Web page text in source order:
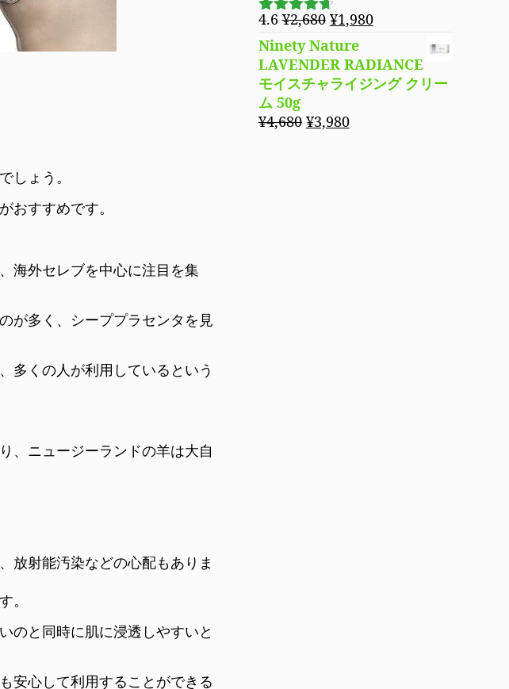
しょう。
おすすめです。
海外セレブを中心に注目を集
が多く、シーププラセンタを見
多くの人が利用しているという
、ニュージーランドの羊は大自
放射能汚染などの心配もありま
。
のと同時に肌に浸透しやすいと
安心して利用することができる
5段階で
4.60
の評
価
4.6 ¥2,680 元
の
価
格
は
¥2,680
で
¥1,980現
の
価
格
Ninety Nature
LAVENDER RADIANCE
モイスチャライジング クリー
ム 50g
¥4,680 元
¥3,980現